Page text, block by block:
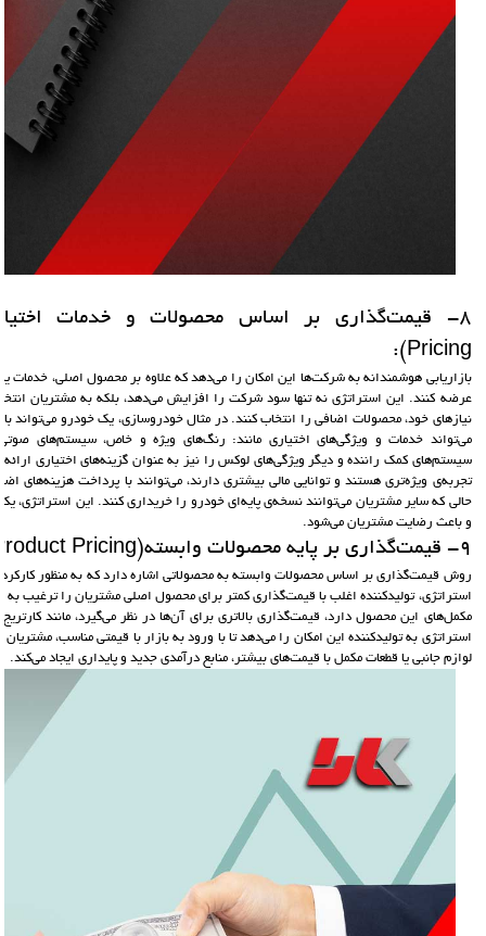
Pricing):
بازاریابی هوشمندانه به شرکت‌ها این امکان را می‌دهد که علاوه بر محصول اصلی، خدمات
عرضه کنند. این استراتژی نه تنها سود شرکت را افزایش می‌دهد، بلکه به مشتریان
نیازهای خود، محصولات اضافی را انتخاب کنند. در مثال خودروسازی، یک خودرو می‌تواند
می‌تواند خدمات و ویژگی‌های اختیاری مانند: رنگ‌های ویژه و خاص، سیستم‌های
سیستم‌های کمک راننده و دیگر ویژگی‌های لوکس را نیز به عنوان گزینه‌های اختیاری
تجربه‌ی ویژه‌تری هستند و توانایی مالی بیشتری دارند، می‌توانند با پرداخت هزینه‌های
حالی که سایر مشتریان می‌توانند نسخه‌ی پایه‌ای خودرو را خریداری کنند. این استراتژی،
و باعث رضایت مشتریان می‌شود.
9- قیمت‌گذاری بر پایه محصولات وابسته(Captive Product Pricing):
روش قیمت‌گذاری بر اساس محصولات وابسته به محصولاتی اشاره دارد که به منظور کارکرد
استراتژی، تولیدکننده اغلب با قیمت‌گذاری کمتر برای محصول اصلی مشتریان را ترغیب به
مکمل‌های این محصول دارد، قیمت‌گذاری بالاتری برای آن‌ها در نظر می‌گیرد، مانند
استراتژی به تولیدکننده این امکان را می‌دهد تا با ورود به بازار با قیمتی مناسب،
لوازم جانبی یا قطعات مکمل با قیمت‌های بیشتر، منابع درآمدی جدید و پایداری ایجاد می‌کند.